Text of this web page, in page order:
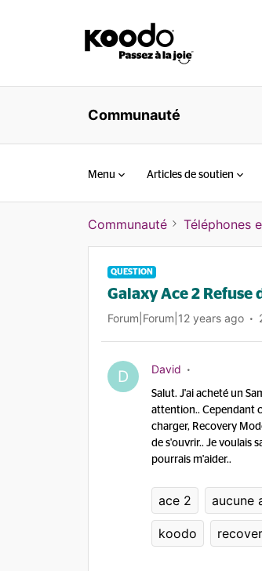
Communauté
Menu Articles de soutien
Communauté Téléphones
QUESTION
Galaxy Ace 2
Forum|Forum|12 years ago
D David
Salut. J'ai acheté un
attention.. Cependant
charger, Recovery
de s'ouvrir.. Je voulais
pourrais m'aider..
ace 2 aucune
koodo